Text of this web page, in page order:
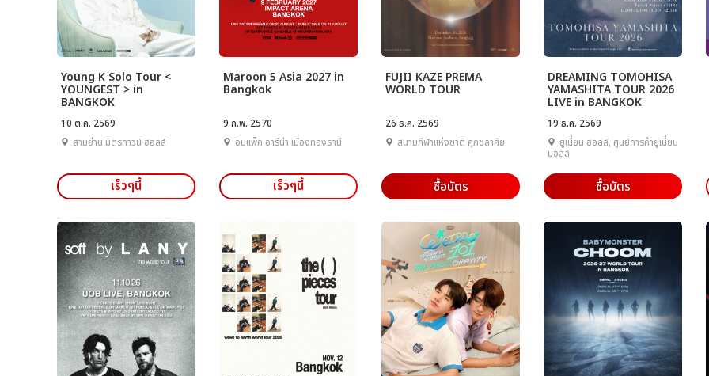
Young K Solo Tour <
YOUNGEST > in
BANGKOK
10 ต.ค. 2569
สามย่าน มิตรทาวน์ ฮอลล์
เร็วๆนี้
Maroon 5 Asia 2027 in
Bangkok
9 ก.พ. 2570
อิมแพ็ค อารีน่า เมืองทองธานี
เร็วๆนี้
FUJII KAZE PREMA
WORLD TOUR
26 ธ.ค. 2569
สนามกีฬาแห่งชาติ ศุภชลาศัย
ซื้อบัตร
DREAMING TOMOHISA
YAMASHITA TOUR 2026
LIVE in BANGKOK
19 ธ.ค. 2569
ยูเนี่ยน ฮอลล์, ศูนย์การค้ายูเนี่ยน
มอลล์
ซื้อบัตร